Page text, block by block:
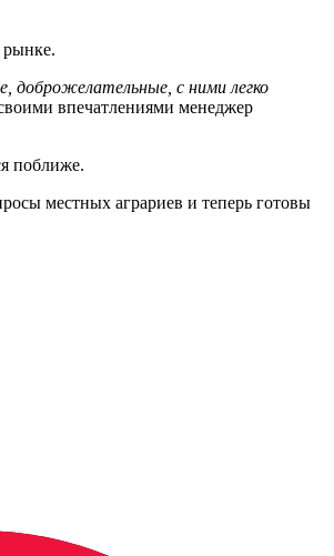
рынке.
доброжелательные, с ними легко
впечатлениями менеджер
поближе.
местных аграриев и теперь готовы